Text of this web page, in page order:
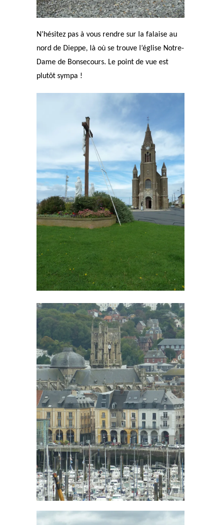
N’hésitez pas à vous rendre sur la falaise au
nord de Dieppe, là où se trouve l’église Notre-
Dame de Bonsecours. Le point de vue est
plutôt sympa !